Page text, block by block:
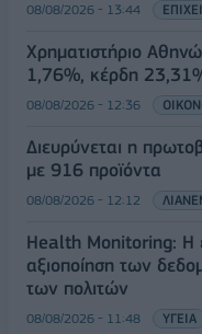
08/08/2026 - 13:44
Χρηματιστήριο
1,76%, κέρδη
08/08/2026 - 12:36
Διευρύνεται η
με 916 προϊόντα
08/08/2026 - 12:12
Health Monitoring: Η
αξιοποίηση των
των πολιτών
08/08/2026 - 11:48 ΥΓΕΙΑ